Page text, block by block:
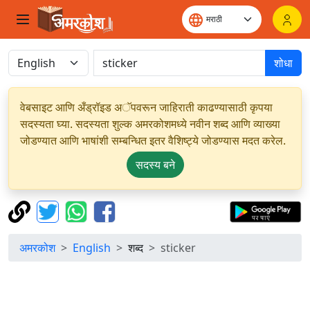
शोधा
वेबसाइट आणि अँड्रॉइड अॅपवरून जाहिराती काढण्यासाठी कृपया
सदस्यता घ्या. सदस्यता शुल्क अमरकोशमध्ये नवीन शब्द आणि व्याख्या
जोडण्यात आणि भाषांशी सम्बन्धित इतर वैशिष्ट्ये जोडण्यास मदत करेल.
सदस्य बने
अमरकोश English शब्द sticker